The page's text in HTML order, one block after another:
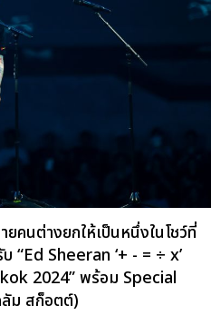
คนต่างยกให้เป็นหนึ่งในโชว์ที่
“Ed Sheeran ‘+ - = ÷ x’
2024” พร้อม Special
ม สก็อตต์)